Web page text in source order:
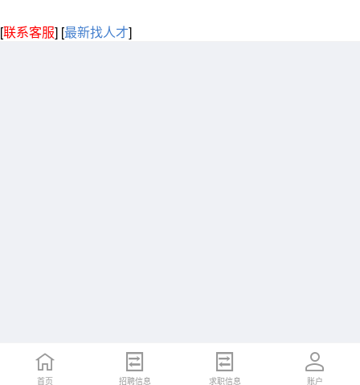
[联系客服] [最新找人才]
首页 招聘信息 求职信息 账户